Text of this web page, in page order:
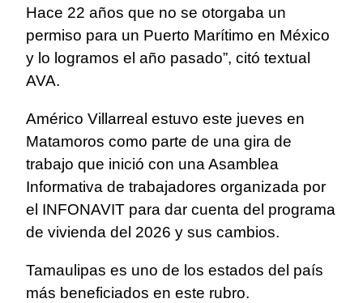
Hace 22 años que no se otorgaba un
permiso para un Puerto Marítimo en México
y lo logramos el año pasado”, citó textual
AVA.
Américo Villarreal estuvo este jueves en
Matamoros como parte de una gira de
trabajo que inició con una Asamblea
Informativa de trabajadores organizada por
el INFONAVIT para dar cuenta del programa
de vivienda del 2026 y sus cambios.
Tamaulipas es uno de los estados del país
más beneficiados en este rubro.